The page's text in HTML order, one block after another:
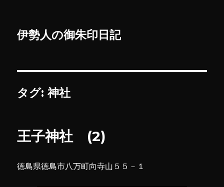
伊勢人の御朱印日記
タグ:神社
王子神社 (2)
徳島県徳島市八万町向寺山５５－１